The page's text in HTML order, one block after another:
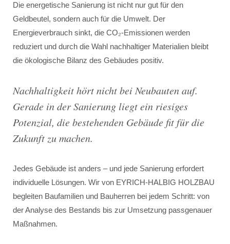
Die energetische Sanierung ist nicht nur gut für den
Geldbeutel, sondern auch für die Umwelt. Der
Energieverbrauch sinkt, die CO₂-Emissionen werden
reduziert und durch die Wahl nachhaltiger Materialien bleibt
die ökologische Bilanz des Gebäudes positiv.
Nachhaltigkeit hört nicht bei Neubauten auf.
Gerade in der Sanierung liegt ein riesiges
Potenzial, die bestehenden Gebäude fit für die
Zukunft zu machen.
Jedes Gebäude ist anders – und jede Sanierung erfordert
individuelle Lösungen. Wir von EYRICH-HALBIG HOLZBAU
begleiten Baufamilien und Bauherren bei jedem Schritt: von
der Analyse des Bestands bis zur Umsetzung passgenauer
Maßnahmen.